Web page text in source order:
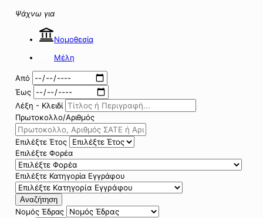
Ψάχνω για
Νομοθεσία
Μέλη
Από
Έως
Λέξη - Κλειδί
Πρωτοκολλο/Αριθμός
Επιλέξτε Έτος
Επιλέξτε Φορέα
Επιλέξτε Κατηγορία Εγγράφου
Αναζήτηση
Νομός Έδρας